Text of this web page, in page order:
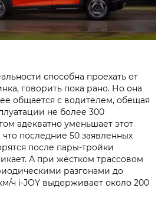
способна проехать от
говорить пока рано. Но она
общается с водителем, обещая
не более 300
адекватно уменьшает этот
последние 50 заявленных
после пары-тройки
А при жёстком трассовом
разгонами до
ч i‑JOY выдерживает около 200